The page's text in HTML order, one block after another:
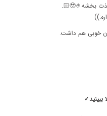
خوبی هم داشت.
ببینید✓